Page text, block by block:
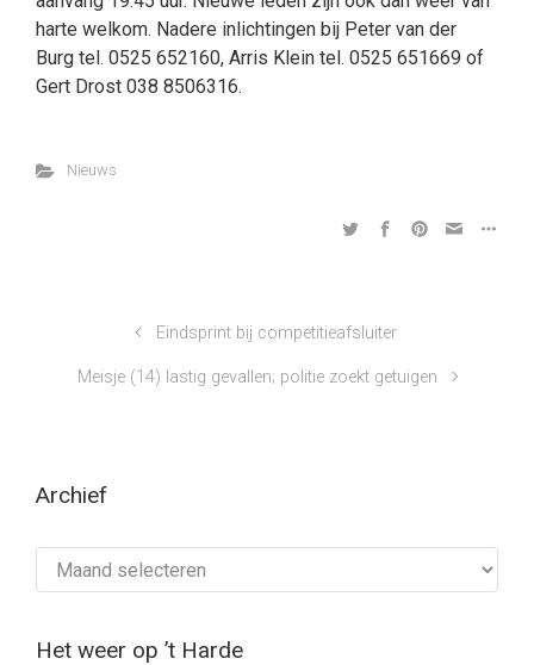
harte welkom. Nadere inlichtingen bij Peter van der
Burg tel. 0525 652160, Arris Klein tel. 0525 651669 of
Gert Drost 038 8506316.
Nieuws
Eindsprint bij competitieafsluiter
Meisje (14) lastig gevallen; politie zoekt getuigen
Archief
Het weer op ’t Harde